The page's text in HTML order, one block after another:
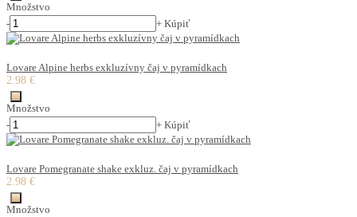
Množstvo
-
+ Kúpiť
Lovare Alpine herbs exkluzívny čaj v pyramídkach
2.98 €
Množstvo
-
+ Kúpiť
Lovare Pomegranate shake exkluz. čaj v pyramídkach
2.98 €
Množstvo